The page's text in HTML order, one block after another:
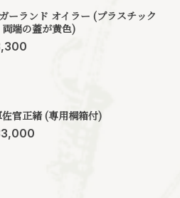
ーランド オイラー (プラスチック
端の蓋が黄色)
佐官正緒 (専用桐箱付)